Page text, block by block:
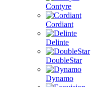
Contyre
Cordiant
Delinte
DoubleStar
Dynamo